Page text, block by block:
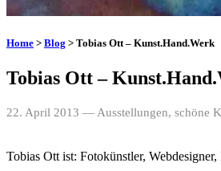
Home > Blog > Tobias Ott – Kunst.Hand.Werk
Tobias Ott –
22. April 2013 — Ausstellungen, schöne
Tobias Ott ist: Fotokünstler,